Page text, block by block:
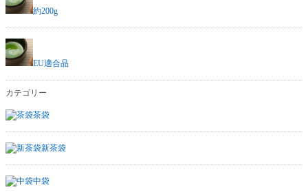
約200g
EU適合品
カテゴリー
茶袋
新茶袋
中袋